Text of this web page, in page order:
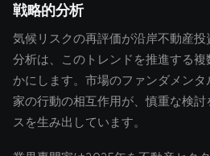
戦略的分析
気候リスクの再評価が沿岸不動産
分析は、このトレンドを推進する
かにします。市場のファンダメン
家の行動の相互作用が、慎重な検討
スを生み出しています。